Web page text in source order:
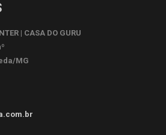
| CASA DO GURU
MG